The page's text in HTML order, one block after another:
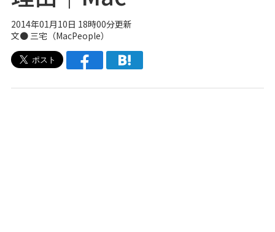
2014年01月10日 18時00分更新
文● 三宅（MacPeople）